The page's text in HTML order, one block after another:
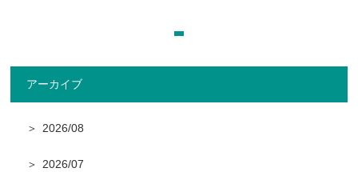
アクセス
アーカイブ
2026/08
2026/07